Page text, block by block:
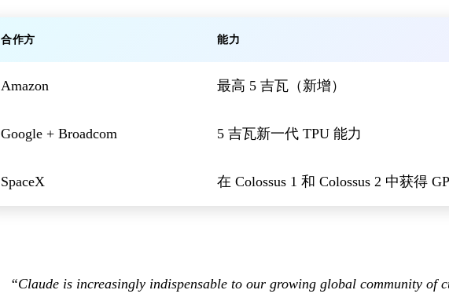
合作方 能力
Amazon 最高 5 吉瓦（新增）
Google + Broadcom 5 吉瓦新一代 TPU 能力
SpaceX 在 Colossus 1 和 Colossus 2 中获得
“Claude is increasingly indispensable to our growing global community of